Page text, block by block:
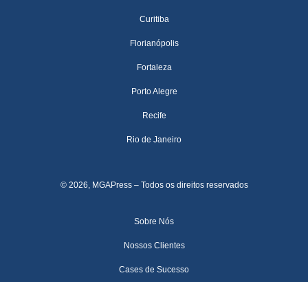
Curitiba
Florianópolis
Fortaleza
Porto Alegre
Recife
Rio de Janeiro
© 2026, MGAPress – Todos os direitos reservados
Sobre Nós
Nossos Clientes
Cases de Sucesso